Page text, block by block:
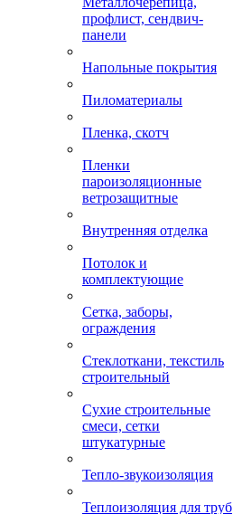
профлист, сендвич-
панели
Напольные покрытия
Пиломатериалы
Пленка, скотч
Пленки
пароизоляционные
ветрозащитные
Внутренняя отделка
Потолок и
комплектующие
Сетка, заборы,
ограждения
Стеклоткани, текстиль
строительный
Сухие строительные
смеси, сетки
штукатурные
Тепло-звукоизоляция
Теплоизоляция для труб